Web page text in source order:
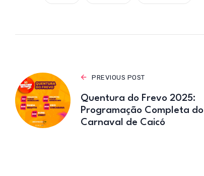
PREVIOUS POST
Quentura do Frevo 2025:
Programação Completa do
Carnaval de Caicó